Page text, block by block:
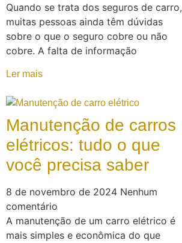
Quando se trata dos seguros de carro,
muitas pessoas ainda têm dúvidas
sobre o que o seguro cobre ou não
cobre. A falta de informação
Ler mais
Manutenção de carros
elétricos: tudo o que
você precisa saber
8 de novembro de 2024 Nenhum
comentário
A manutenção de um carro elétrico é
mais simples e econômica do que